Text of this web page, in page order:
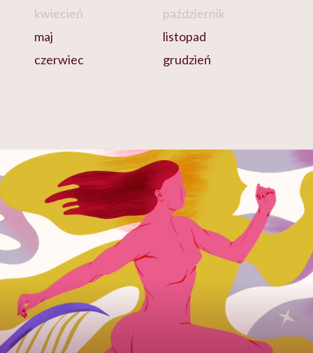
kwiecień
maj
czerwiec
październik
listopad
grudzień